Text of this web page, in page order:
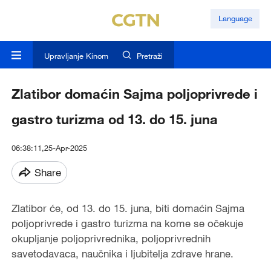
Language
Upravljanje Kinom Pretraži
Zlatibor domaćin Sajma poljoprivrede i
gastro turizma od 13. do 15. juna
06:38:11,25-Apr-2025
Share
Zlatibor će, od 13. do 15. juna, biti domaćin Sajma
poljoprivrede i gastro turizma na kome se očekuje
okupljanje poljoprivrednika, poljoprivrednih
savetodavaca, naučnika i ljubitelja zdrave hrane.